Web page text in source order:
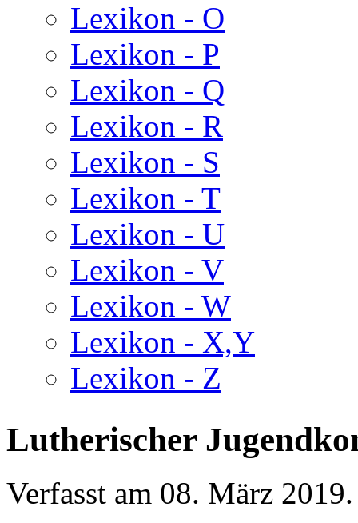
Lexikon - O
Lexikon - P
Lexikon - Q
Lexikon - R
Lexikon - S
Lexikon - T
Lexikon - U
Lexikon - V
Lexikon - W
Lexikon - X,Y
Lexikon - Z
Lutherischer
Verfasst am 08. März 2019.